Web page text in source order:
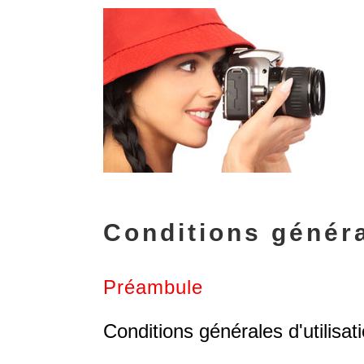
Conditions
Préambule
Conditions générales